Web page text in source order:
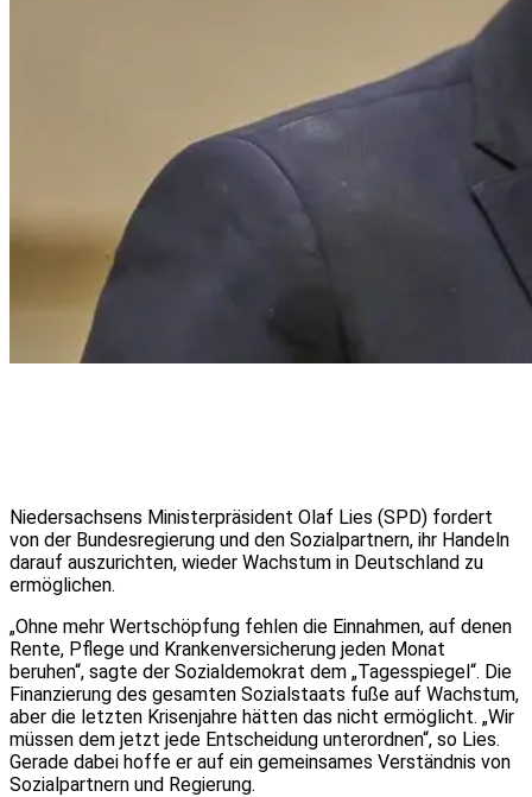
Niedersachsens Ministerpräsident Olaf Lies (SPD) fordert
von der Bundesregierung und den Sozialpartnern, ihr Handeln
darauf auszurichten, wieder Wachstum in Deutschland zu
ermöglichen.
„Ohne mehr Wertschöpfung fehlen die Einnahmen, auf denen
Rente, Pflege und Krankenversicherung jeden Monat
beruhen“, sagte der Sozialdemokrat dem „Tagesspiegel“. Die
Finanzierung des gesamten Sozialstaats fuße auf Wachstum,
aber die letzten Krisenjahre hätten das nicht ermöglicht. „Wir
müssen dem jetzt jede Entscheidung unterordnen“, so Lies.
Gerade dabei hoffe er auf ein gemeinsames Verständnis von
Sozialpartnern und Regierung.